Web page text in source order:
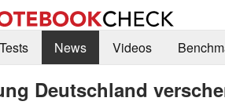
Tests
News Videos
Deutschland